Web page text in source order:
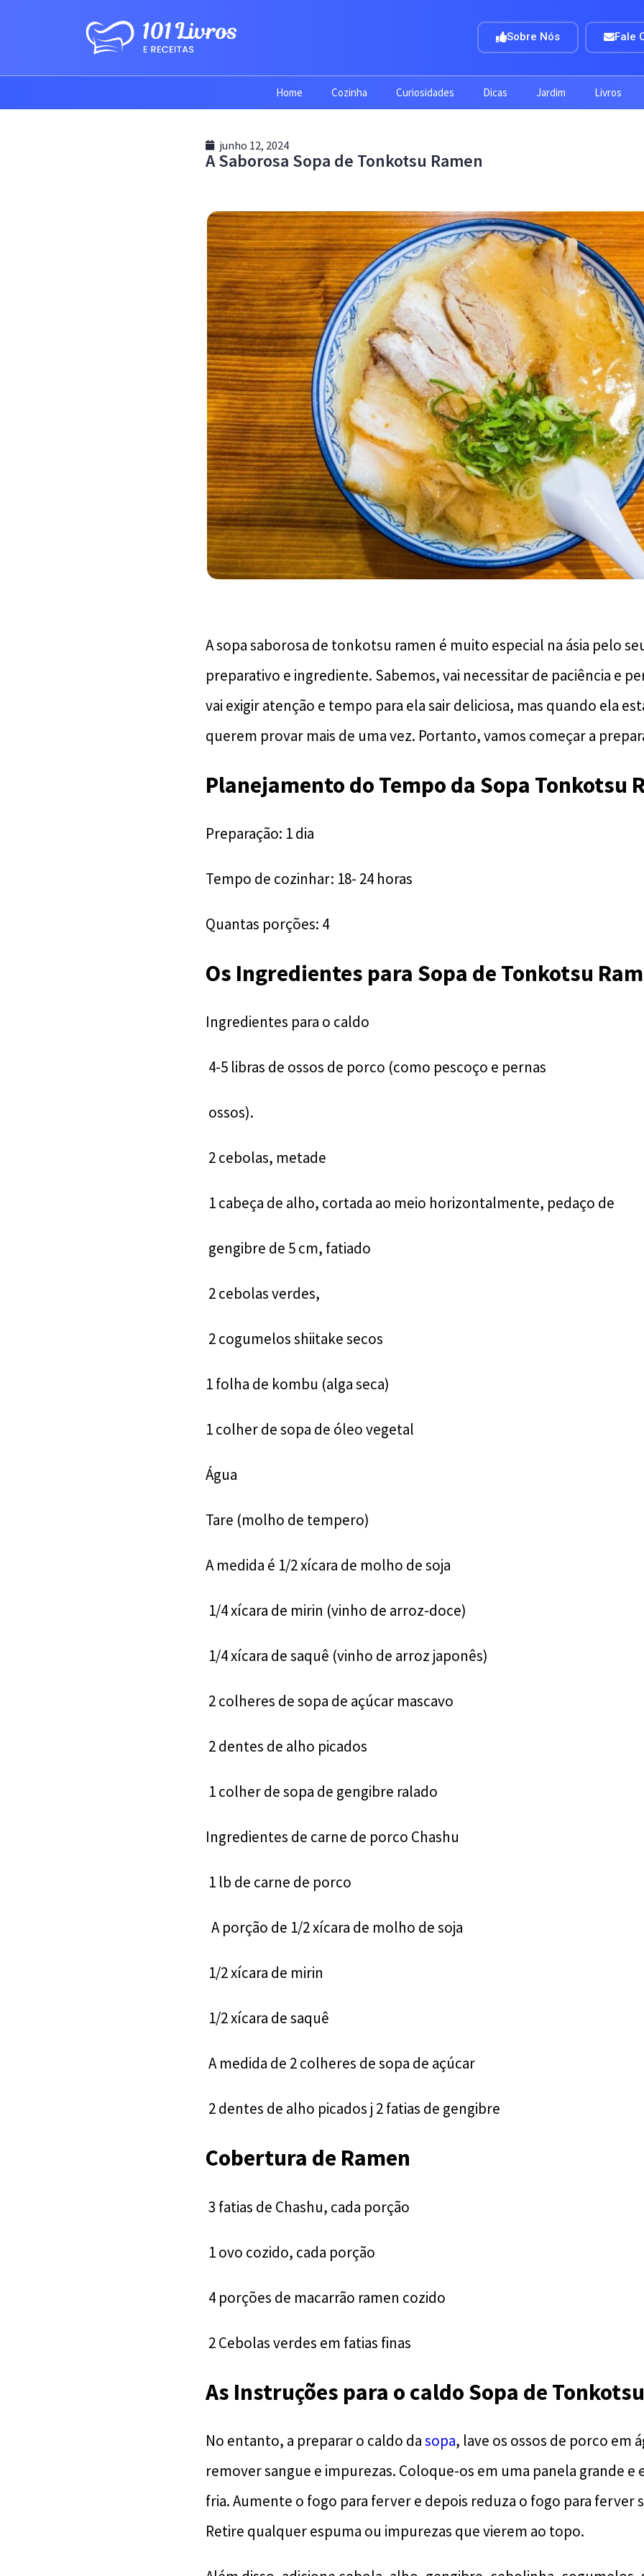
Sobre Nós Fale
Home Cozinha Curiosidades Dicas Jardim Livros
junho 12, 2024
A Saborosa Sopa de Tonkotsu Ramen
A sopa saborosa de tonkotsu ramen é muito especial na ásia pelo
preparativo e ingrediente. Sabemos, vai necessitar de paciência e
vai exigir atenção e tempo para ela sair deliciosa, mas quando ela
querem provar mais de uma vez. Portanto, vamos começar a
Planejamento do Tempo da Sopa Tonkotsu
Preparação: 1 dia
Tempo de cozinhar: 18- 24 horas
Quantas porções: 4
Os Ingredientes para Sopa de Tonkotsu
Ingredientes para o caldo
4-5 libras de ossos de porco (como pescoço e pernas
ossos).
2 cebolas, metade
1 cabeça de alho, cortada ao meio horizontalmente, pedaço de
gengibre de 5 cm, fatiado
2 cebolas verdes,
2 cogumelos shiitake secos
1 folha de kombu (alga seca)
1 colher de sopa de óleo vegetal
Água
Tare (molho de tempero)
A medida é 1/2 xícara de molho de soja
1/4 xícara de mirin (vinho de arroz-doce)
1/4 xícara de saquê (vinho de arroz japonês)
2 colheres de sopa de açúcar mascavo
2 dentes de alho picados
1 colher de sopa de gengibre ralado
Ingredientes de carne de porco Chashu
1 lb de carne de porco
A porção de 1/2 xícara de molho de soja
1/2 xícara de mirin
1/2 xícara de saquê
A medida de 2 colheres de sopa de açúcar
2 dentes de alho picados j 2 fatias de gengibre
Cobertura de Ramen
3 fatias de Chashu, cada porção
1 ovo cozido, cada porção
4 porções de macarrão ramen cozido
2 Cebolas verdes em fatias finas
As Instruções para o caldo Sopa de
No entanto, a preparar o caldo dasopa, lave os ossos de porco em
remover sangue e impurezas. Coloque-os em uma panela grande e
fria. Aumente o fogo para ferver e depois reduza o fogo para ferver
Retire qualquer espuma ou impurezas que vierem ao topo.